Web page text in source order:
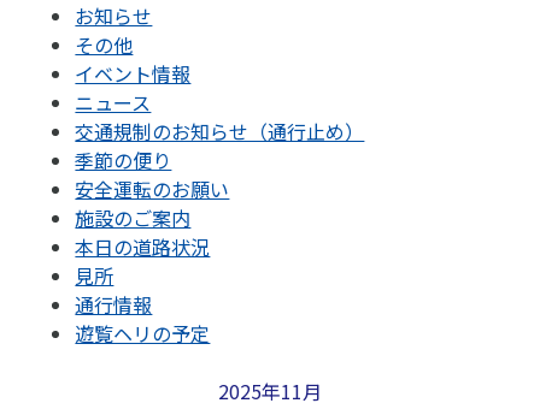
お知らせ
その他
イベント情報
ニュース
交通規制のお知らせ（通行止め）
季節の便り
安全運転のお願い
施設のご案内
本日の道路状況
見所
通行情報
遊覧ヘリの予定
2025年11月